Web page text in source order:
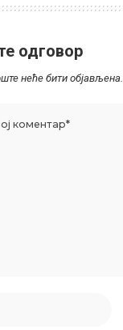
одговор
неће бити објављена.